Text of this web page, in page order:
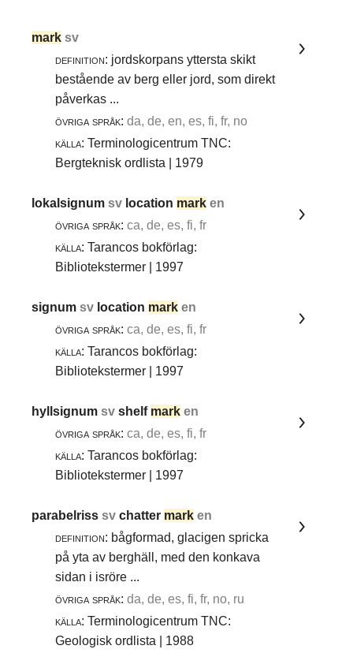
mark sv
definition: jordskorpans yttersta skikt
bestående av berg eller jord, som direkt
påverkas ...
övriga språk: da, de, en, es, fi, fr, no
källa: Terminologicentrum TNC:
Bergteknisk ordlista | 1979
lokalsignumsv location mark en
övriga språk: ca, de, es, fi, fr
källa: Tarancos bokförlag:
Bibliotekstermer | 1997
signumsv location mark en
övriga språk: ca, de, es, fi, fr
källa: Tarancos bokförlag:
Bibliotekstermer | 1997
hyllsignumsvshelf mark en
övriga språk: ca, de, es, fi, fr
källa: Tarancos bokförlag:
Bibliotekstermer | 1997
parabelrisssvchatter mark en
definition: bågformad, glacigen spricka
på yta av berghäll, med den konkava
sidan i isröre ...
övriga språk: da, de, es, fi, fr, no, ru
källa: Terminologicentrum TNC:
Geologisk ordlista | 1988